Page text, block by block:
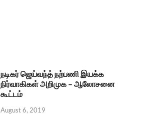
நடிகர் ஜெய்வந்த் நற்பணி இயக்க
நிர்வாகிகள் அறிமுக – ஆலோசனை
கூட்டம்
August 6, 2019